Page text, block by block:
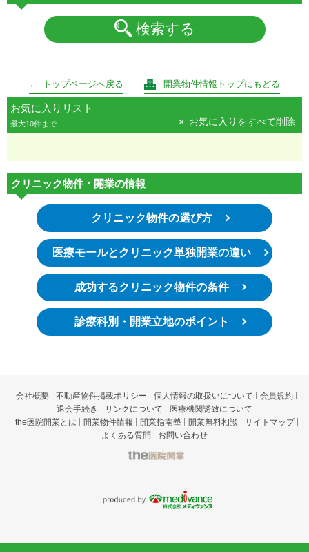
検索する
トップページへ戻る 開業物件情報トップにもどる
お気に入りリスト
最大10件まで お気に入りをすべて削除
クリニック物件・開業の情報
クリニック物件の選び方
医療モールとクリニック単独開業の違い
成功するクリニック物件の条件
診療科別・開業立地のポイント
会社概要 不動産物件掲載ポリシー 個人情報の取扱いについて
会員規約
退会手続き
リンクについて
医療機関誘致について
the医院開業とは
開業物件情報 開業指南塾 開業無料相談
サイトマップ
よくある質問
お問い合わせ
t
he医院開業
roduced by 株式会社メディヴァン